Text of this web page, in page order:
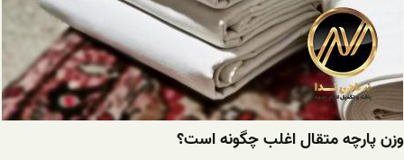
وزن پارچه متقال اغلب چگونه است؟